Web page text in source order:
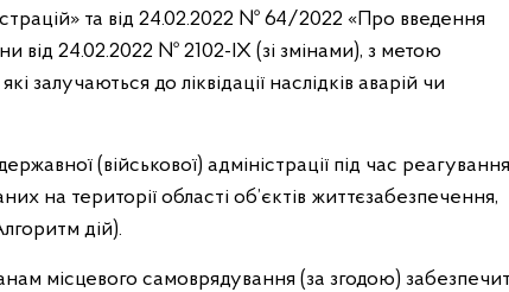
та від 24.02.2022 № 64/2022 «Про введення
від 24.02.2022 № 2102-ІХ (зі змінами), з метою
залучаються до ліквідації наслідків аварій чи
(військової) адміністрації під час реагування
на території області об’єктів життєзабезпечення,
дій).
місцевого самоврядування (за згодою)